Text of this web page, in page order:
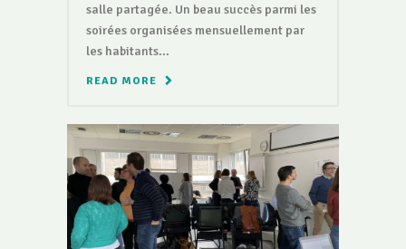
salle partagée. Un beau succès parmi les
soirées organisées mensuellement par
les habitants...
READ MORE